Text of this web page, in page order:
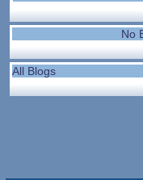
No
All Blogs